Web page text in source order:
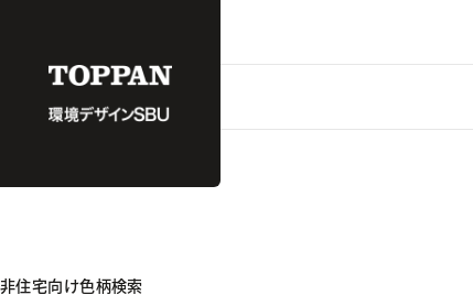
非住宅向け色柄検索